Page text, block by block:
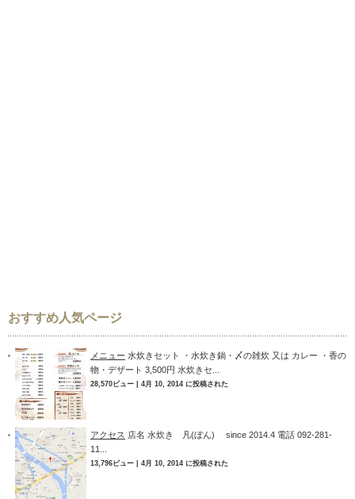
おすすめ人気ページ
メニュー 水炊きセット ・水炊き鍋・〆の雑炊 又は カレー ・香の
物・デザート 3,500円 水炊きセ...
28,570ビュー 4月 10, 2014 に投稿された
アクセス 店名 水炊き 凡(ぼん) since 2014.4 電話 092-281-
11...
13,796ビュー 4月 10, 2014 に投稿された